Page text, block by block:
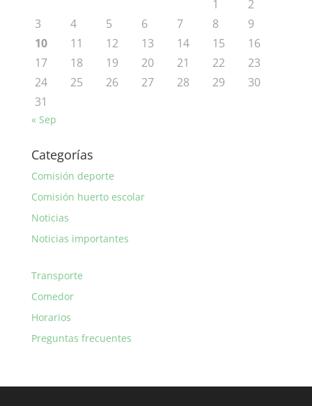
1
2
3
4 5 6 7 8
9
10
11 12 13 14 15
16
17
18 19 20 21 22
23
24
25 26 27 28 29
30
31
« Sep
Categorías
Comisión deporte
Comisión huerto escolar
Noticias
Noticias importantes
Transporte
Comedor
Horarios
Preguntas frecuentes